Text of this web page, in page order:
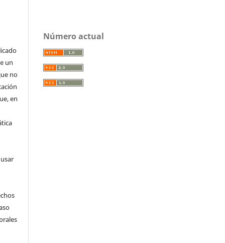
un
no
en
Número actual